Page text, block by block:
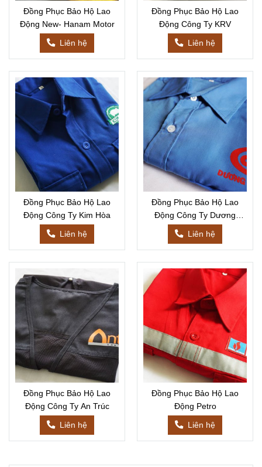
Đồng Phục Bảo Hộ Lao
Động New- Hanam Motor
Liên hệ
Đồng Phục Bảo Hộ Lao
Động Công Ty KRV
Liên hệ
Đồng Phục Bảo Hộ Lao
Động Công Ty Kim Hòa
Liên hệ
Đồng Phục Bảo Hộ Lao
Động Công Ty Dương
Liên hệ
Đồng Phục Bảo Hộ Lao
Động Công Ty An Trúc
Liên hệ
Đồng Phục Bảo Hộ Lao
Động Petro
Liên hệ